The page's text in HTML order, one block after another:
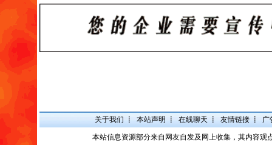
关于我们 ┋ 本站声明 ┋ 在线聊天 ┋ 友情链接 ┋ 广
本站信息资源部分来自网友自发及网上收集，其内容